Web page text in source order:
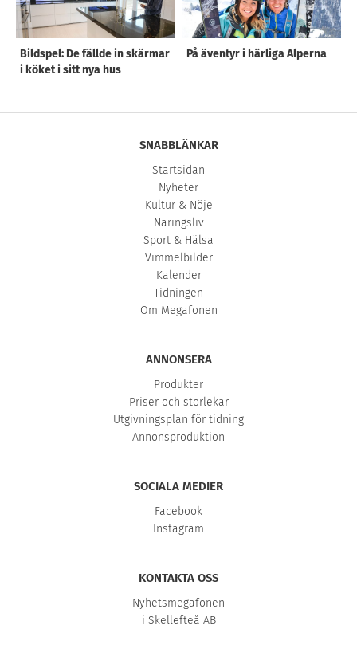
Bildspel: De fällde in skärmar
i köket i sitt nya hus
På äventyr i härliga Alperna
SNABBLÄNKAR
Startsidan
Nyheter
Kultur & Nöje
Näringsliv
Sport & Hälsa
Vimmelbilder
Kalender
Tidningen
Om Megafonen
ANNONSERA
Produkter
Priser och storlekar
Utgivningsplan för tidning
Annonsproduktion
SOCIALA MEDIER
Facebook
Instagram
KONTAKTA OSS
Nyhetsmegafonen
i Skellefteå AB